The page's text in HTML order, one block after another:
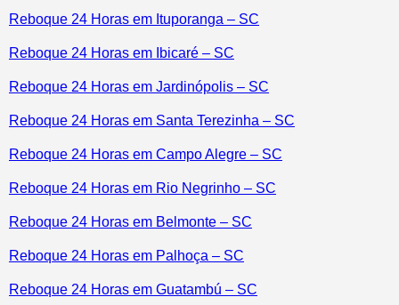
Reboque 24 Horas em Ituporanga – SC
Reboque 24 Horas em Ibicaré – SC
Reboque 24 Horas em Jardinópolis – SC
Reboque 24 Horas em Santa Terezinha – SC
Reboque 24 Horas em Campo Alegre – SC
Reboque 24 Horas em Rio Negrinho – SC
Reboque 24 Horas em Belmonte – SC
Reboque 24 Horas em Palhoça – SC
Reboque 24 Horas em Guatambú – SC